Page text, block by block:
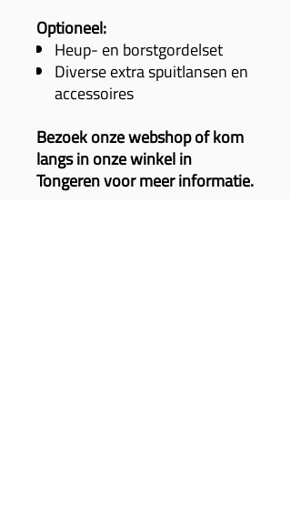
Optioneel:
Heup- en borstgordelset
Diverse extra spuitlansen en
accessoires
Bezoek onze webshop of kom
langs in onze winkel in
Tongeren voor meer informatie.